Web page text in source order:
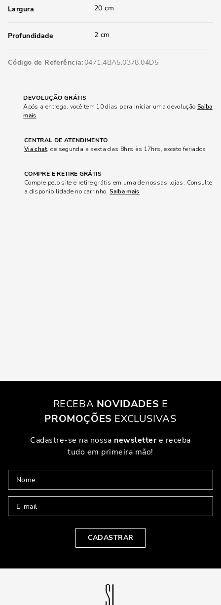
Largura 20 cm
Profundidade 2 cm
Código de Referência 0471.4BA5.0378.04D5
DEVOLUÇÃO GRÁTIS
Após a entrega, você tem 10 dias para iniciar uma devolução Saiba
mais
CENTRAL DE ATENDIMENTO
Via chat, de segunda a sexta das 8hrs às 17hrs, exceto feriados.
COMPRE E RETIRE GRÁTIS
Compre pelo site e retire grátis em uma de nossas lojas. Consulte
a disponibilidade no carrinho.Saiba mais
RECEBA NOVIDADES E
PROMOÇÕES EXCLUSIVAS
Cadastre-se na nossa newslettere receba
tudo em primeira mão!
CADASTRAR